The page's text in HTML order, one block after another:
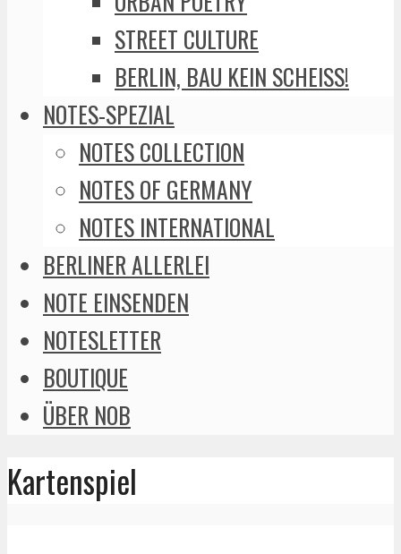
STREET CULTURE
BERLIN, BAU KEIN SCHEISS!
NOTES-SPEZIAL
NOTES COLLECTION
NOTES OF GERMANY
NOTES INTERNATIONAL
BERLINER ALLERLEI
NOTE EINSENDEN
NOTESLETTER
BOUTIQUE
ÜBER NOB
Kartenspiel